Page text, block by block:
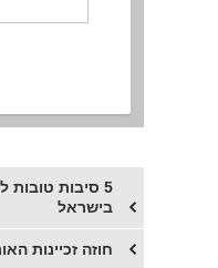
5 סיבות טובות
בישראל
חוזה זכיינות